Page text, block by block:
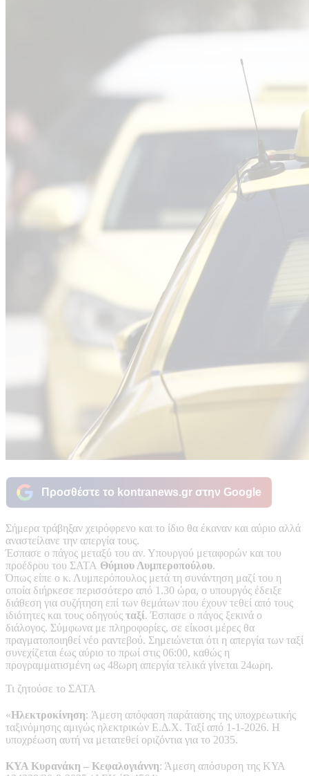
Προσθέστε το kontranews.gr στην Google
Σήμερα τράβηξαν χειρόφρενο και το ίδιο θα έκαναν και αύριο αλλά
αναστείλανε την απεργία τους.
Έσπασε ο πάγος μεταξύ του αν. Υπουργού μεταφορών και του
προέδρου του ΣΑΤΑ Θύμιου Λυμπεροπούλου.
Όπως είπε ο κ. Λυμπερόπουλος μετά τη συνάντηση μαζί του η
οποία διήρκεσε περισσότερο από 1.30 ώρα, ο υπουργός έδειξε
διάθεση για συζήτηση επί των θεμάτων που έχουν τεθεί από τους
ιδιότητες και τους οδηγούς ταξί. Έσπασε ο πάγος ξεκινά ο
διάλογος. Σύμφωνα με πληροφορίες, σε είκοσι μέρες θα
πραγματοποιηθεί νέο ραντεβού. Σημειώνεται ότι η απεργία των ταξί
συνεχίζεται έως αύριο το πρωί στις 06:00, καθώς η
προγραμματισμένη ως 48ωρη απεργία τελικά γίνεται 24ωρη.
Τι ζητούσε το ΣΑΤΑ
«Ηλεκτροκίνηση: Άμεση απόφαση παράτασης της υποχρεωτικής
ταξινόμησης αμιγώς ηλεκτρικών Ε.Δ.Χ. Ταξί από 1-1-2026. Η
υποχρέωση αυτή να μετατεθεί οριζόντια για το 2035.
ΚΥΑ Κυρανάκη – Κεφαλογιάννη: Άμεση απόσυρση της ΚΥΑ